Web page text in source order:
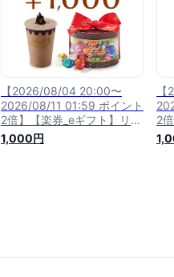
【2026/08/04 20:00〜
2026/08/11 01:59 ポイント
2倍】【楽券_eギフト】リン
ツ 1,000円
1,000円
2
家